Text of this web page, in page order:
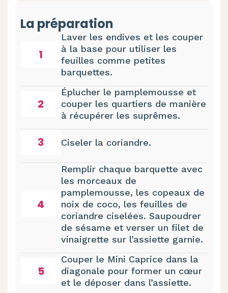
La préparation
1
Laver les endives et les couper
à la base pour utiliser les
feuilles comme petites
barquettes.
2
Éplucher le pamplemousse et
couper les quartiers de manière
à récupérer les suprêmes.
3 Ciseler la coriandre.
4
Remplir chaque barquette avec
les morceaux de
pamplemousse, les copeaux de
noix de coco, les feuilles de
coriandre ciselées. Saupoudrer
de sésame et verser un filet de
vinaigrette sur l’assiette garnie.
5
Couper le Mini Caprice dans la
diagonale pour former un cœur
et le déposer dans l’assiette.